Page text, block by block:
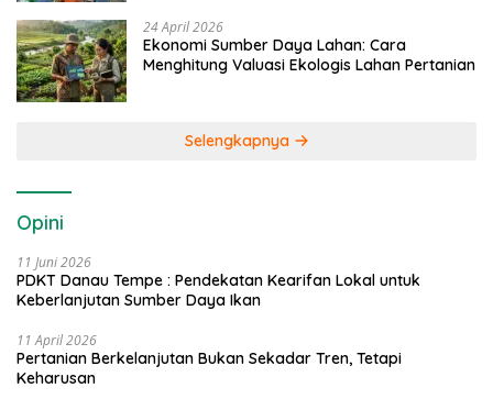
24 April 2026
Ekonomi Sumber Daya Lahan: Cara
Menghitung Valuasi Ekologis Lahan Pertanian
Selengkapnya
Opini
11 Juni 2026
PDKT Danau Tempe : Pendekatan Kearifan Lokal untuk
Keberlanjutan Sumber Daya Ikan
11 April 2026
Pertanian Berkelanjutan Bukan Sekadar Tren, Tetapi
Keharusan